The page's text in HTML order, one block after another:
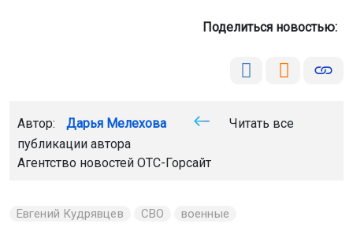
Поделиться новостью:
Автор: Дарья Мелехова
Читать все
публикации автора
Агентство новостей ОТС-Горсайт
Евгений Кудрявцев СВО военные